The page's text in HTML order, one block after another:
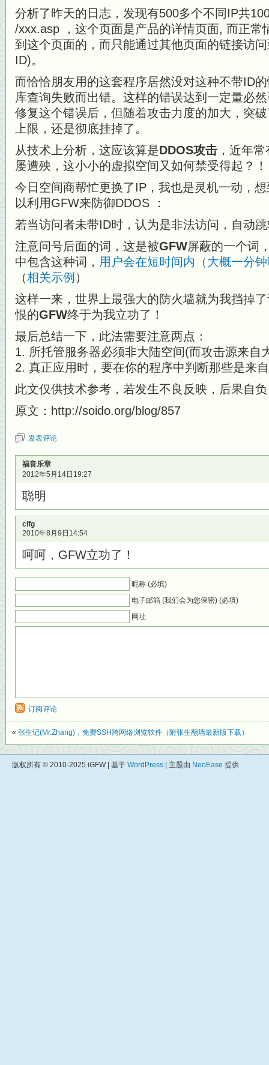
分析了昨天的日志，发现有500多个不同IP共
/xxx.asp ，这个页面是产品的详情页面, 而正常
到这个页面的，而只能通过其他页面的链接访
ID)。
而恰恰朋友用的这套程序居然没对这种不带ID
库查询失败而出错。这样的错误达到一定量必
修复这个错误后，但随着攻击力度的加大，突
上限，还是彻底挂掉了。
从技术上分析，这应该算是DDOS攻击 ，近年
屡遭殃，这小小的虚拟空间又如何禁受得起？！
今日空间商帮忙更换了IP，我也是灵机一动，
以利用GFW来防御DDOS ：
若当访问者未带ID时，认为是非法访问，自动
注意问号后面的词，这是被GFW屏蔽的一个词
中包含这种词， 用户会在短时间内（大概一分
（相关示例 ）
这样一来，世界上最强大的防火墙就为我挡掉
恨的GFW终于为我立功了！
最后总结一下，此法需要注意两点：
1. 所托管服务器必须非大陆空间(而攻击源来自
2. 真正应用时，要在你的程序中判断那些是来自
此文仅供技术参考，若发生不良反映，后果自
原文：http://soido.org/blog/857
发表评论
福音乐章
2012年5月14日19:27
聪明
clfg
2010年8月9日14:54
呵呵，GFW立功了！
昵称 (必填)
电子邮箱 (我们会为您保密) (必填)
网址
订阅评论
« 张生记(Mr.Zhang)，免费SSH跨网络浏览软件（附张生翻墙最新版下载）
版权所有 © 2010-2025 iGFW | 基于 WordPress | 主题由 NeoEase 提供